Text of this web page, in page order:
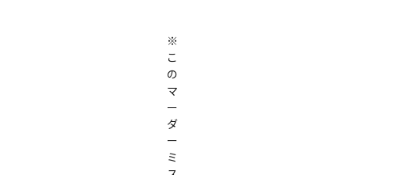
※
こ
の
マ
ー
ダ
ー
ミ